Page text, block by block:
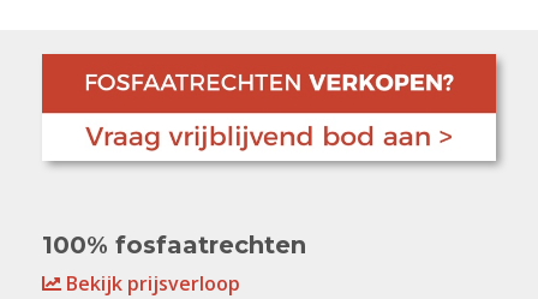
100% fosfaatrechten
Bekijk prijsverloop